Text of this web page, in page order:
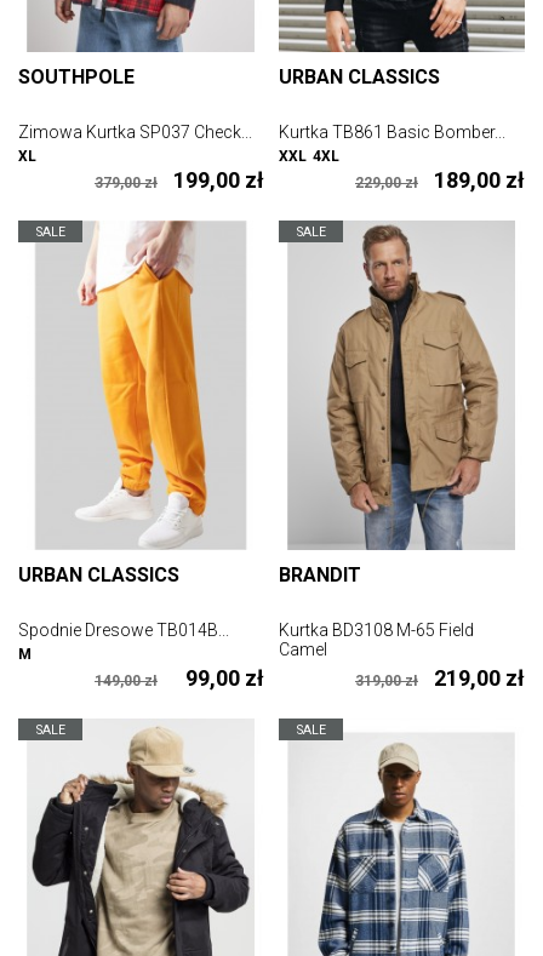
SOUTHPOLE
Zimowa Kurtka SP037 Check...
199,00 zł
379,00 zł
XL
URBAN CLASSICS
Kurtka TB861 Basic Bomber...
189,00 zł
229,00 zł
XXL 4XL
SALE
URBAN CLASSICS
Spodnie Dresowe TB014B...
99,00 zł
149,00 zł
M
SALE
BRANDIT
Kurtka BD3108 M-65 Field
Camel
219,00 zł
319,00 zł
SALE SALE